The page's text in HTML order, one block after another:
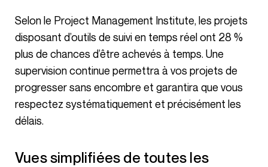
Selon le Project Management Institute, les projets
disposant d’outils de suivi en temps réel ont 28 %
plus de chances d’être achevés à temps. Une
supervision continue permettra à vos projets de
progresser sans encombre et garantira que vous
respectez systématiquement et précisément les
délais.
Vues simplifiées de toutes les